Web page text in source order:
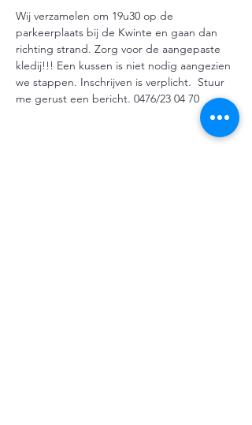
Wij verzamelen om 19u30 op de
parkeerplaats bij de Kwinte en gaan dan
richting strand. Zorg voor de aangepaste
kledij!!! Een kussen is niet nodig aangezien
we stappen. Inschrijven is verplicht.  Stuur
me gerust een bericht. 0476/23 04 70